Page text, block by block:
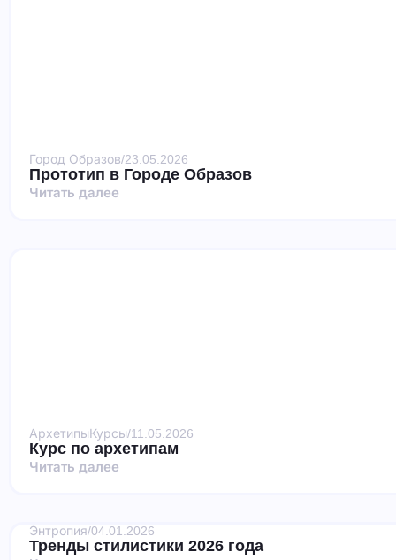
Город Образов/23.05.2026
Прототип в Городе Образов
Читать далее
АрхетипыКурсы/11.05.2026
Курс по архетипам
Читать далее
Энтропия/04.01.2026
Тренды стилистики 2026 года